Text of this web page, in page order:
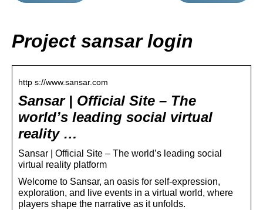
Project sansar login
http s://www.sansar.com
Sansar | Official Site – The
world’s leading social virtual
reality …
Sansar | Official Site – The world’s leading social
virtual reality platform
Welcome to Sansar, an oasis for self-expression,
exploration, and live events in a virtual world, where
players shape the narrative as it unfolds.